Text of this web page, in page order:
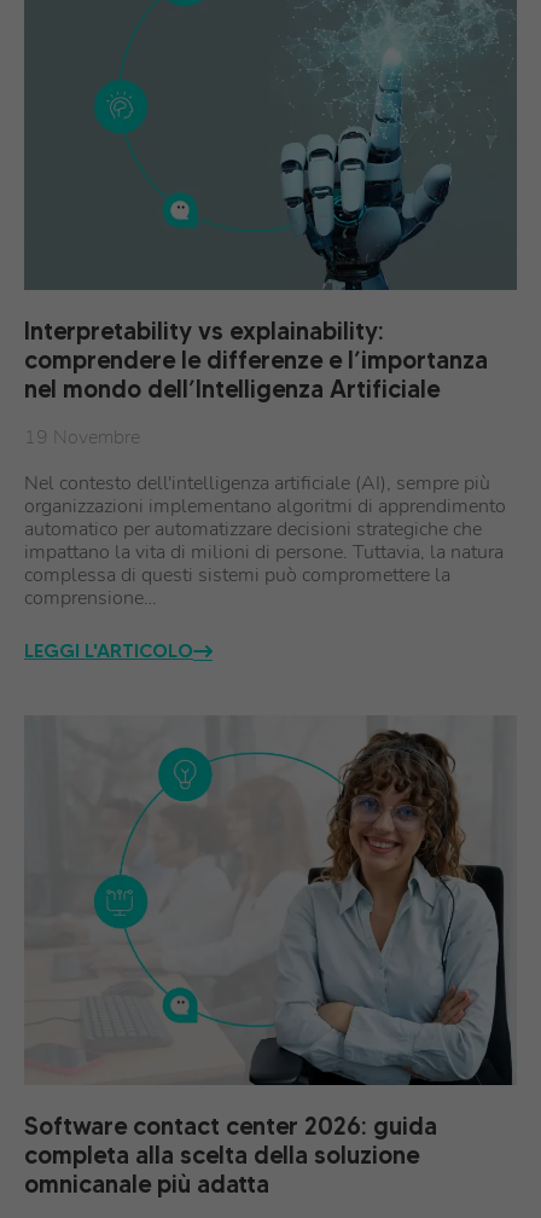
Interpretability vs explainability:
comprendere le differenze e l’importanza
nel mondo dell’Intelligenza Artificiale
19 Novembre
Nel contesto dell'intelligenza artificiale (AI), sempre più
organizzazioni implementano algoritmi di apprendimento
automatico per automatizzare decisioni strategiche che
impattano la vita di milioni di persone. Tuttavia, la natura
complessa di questi sistemi può compromettere la
comprensione…
LEGGI L'ARTICOLO
Software contact center 2026: guida
completa alla scelta della soluzione
omnicanale più adatta